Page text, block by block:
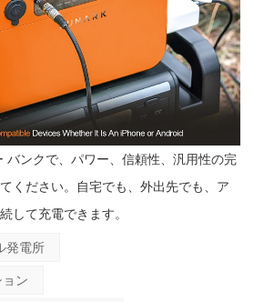
バンクで、パワー、信頼性、汎用性の完
ください。自宅でも、外出先でも、ア
して充電できます。
発電所
ン